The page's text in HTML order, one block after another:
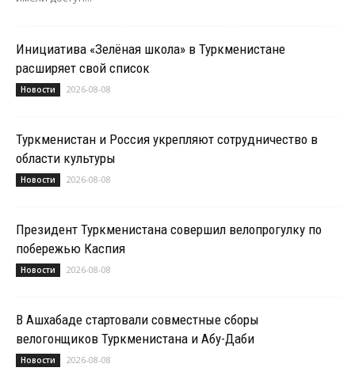
Инициатива «Зелёная школа» в Туркменистане
расширяет свой список
Новости 2026-08-08
Туркменистан и Россия укрепляют сотрудничество в
области культуры
Новости 2026-08-08
Президент Туркменистана совершил велопрогулку по
побережью Каспия
Новости 2026-08-08
В Ашхабаде стартовали совместные сборы
велогонщиков Туркменистана и Абу-Даби
Новости 2026-08-08